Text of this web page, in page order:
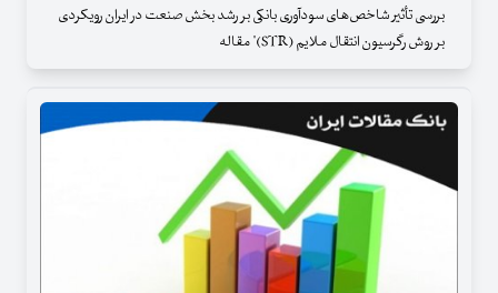
بررسی تأثیر شاخص‌های سودآوری بانکی بر رشد بخش صنعت در ایران رویکردی
بر روش رگرسیون انتقال ملایم (STR)" مقاله